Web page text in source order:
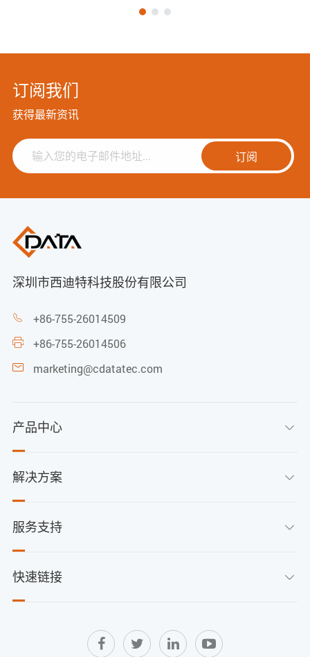
订阅我们
获得最新资讯
订阅
深圳市西迪特科技股份有限公司
 +86-755-26014509
 +86-755-26014506
 marketing@cdatatec.com
产品中心 
解决方案 
服务支持 
快速链接 